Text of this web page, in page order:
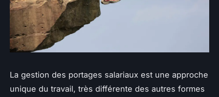
La gestion des portages salariaux est une approche
unique du travail, très différente des autres formes